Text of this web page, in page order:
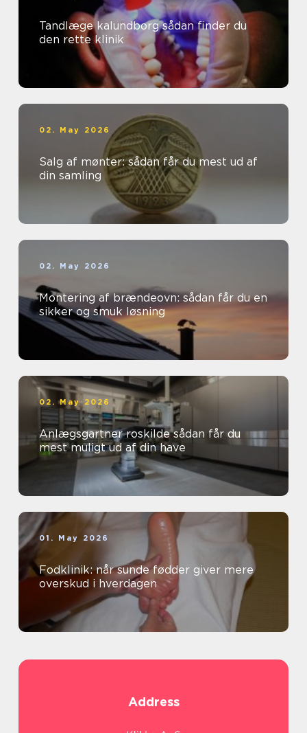
Tandlæge kalundborg sådan finder du
den rette klinik
02. May 2026
Salg af mønter: sådan får du mest ud af
din samling
02. May 2026
Montering af brændeovn: sådan får du en
sikker og smuk løsning
02. May 2026
Anlægsgartner roskilde sådan får du
mest muligt ud af din have
01. May 2026
Fodklinik: når sunde fødder giver mere
overskud i hverdagen
Address